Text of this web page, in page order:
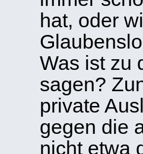
hat, oder
Was ist zu
sagen?
private
gegen die
nicht etwa